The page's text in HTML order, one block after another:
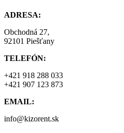
ADRESA:
Obchodná 27,
92101 Piešťany
TELEFÓN:
+421 918 288 033
+421 907 123 873
EMAIL:
info@kizorent.sk